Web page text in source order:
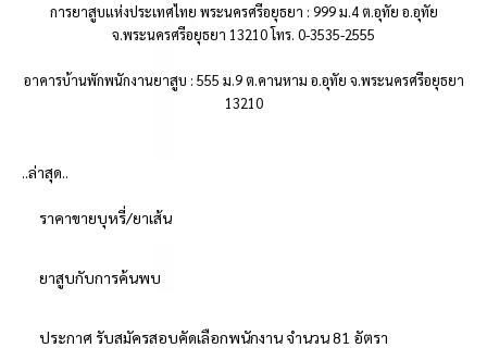
การยาสูบแห่งประเทศไทย พระนครศรีอยุธยา : 999 ม.4 ต.อุทัย อ.อุทัย
จ.พระนครศรีอยุธยา 13210 โทร. 0-3535-2555
อาคารบ้านพักพนักงานยาสูบ : 555 ม.9 ต.คานหาม อ.อุทัย จ.พระนครศรีอยุธยา
13210
..ล่าสุด..
ราคาขายบุหรี่/ยาเส้น
ยาสูบกับการค้นพบ
ประกาศ รับสมัครสอบคัดเลือกพนักงาน จำนวน 81 อัตรา